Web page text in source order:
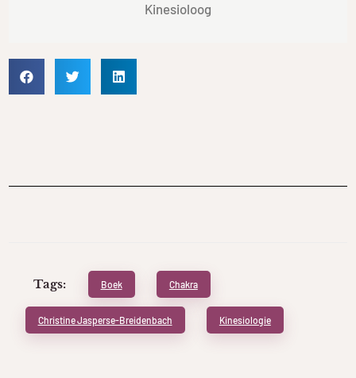
Kinesioloog
Tags: Boek Chakra
Christine Jasperse-Breidenbach Kinesiologie